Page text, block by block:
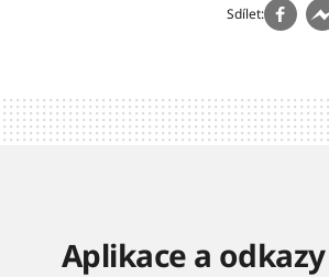
Sdílet
Aplikace a odkazy